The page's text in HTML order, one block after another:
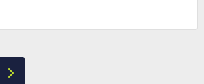
Ältere Beiträge